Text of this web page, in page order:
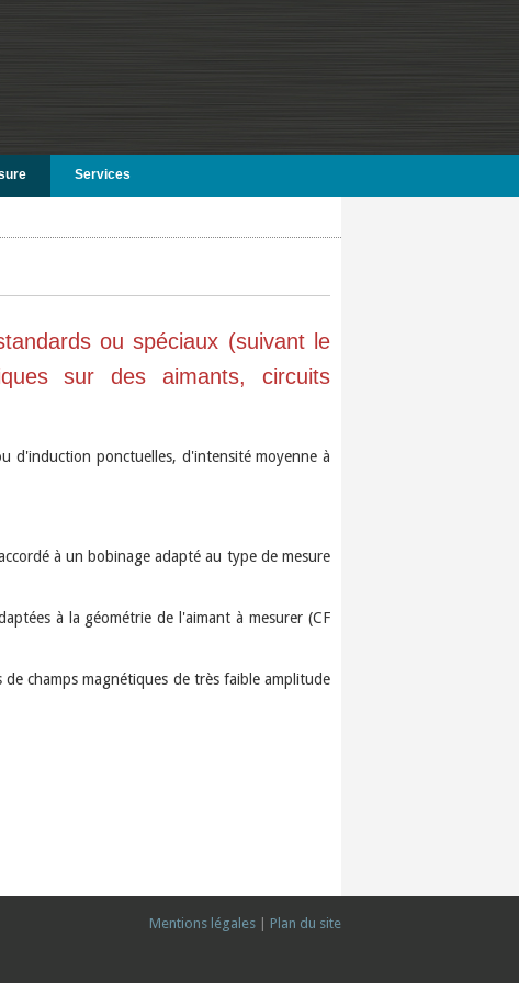
Services
ou spéciaux (suivant le
sur des aimants, circuits
d'induction ponctuelles, d'intensité moyenne à
à un bobinage adapté au type de mesure
à la géométrie de l'aimant à mesurer (CF
champs magnétiques de très faible amplitude
Mentions légales Plan du site